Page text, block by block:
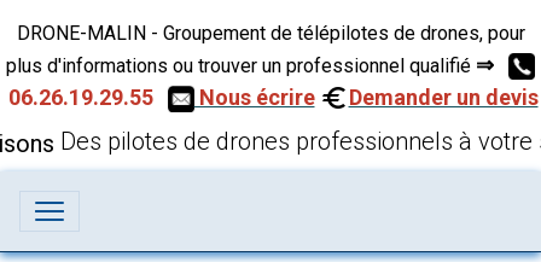
DRONE-MALIN - Groupement de télépilotes de drones, pour
plus d'informations ou trouver un professionnel qualifié ⇒
06.26.19.29.55
Nous écrire Demander un devis
Des pilotes de drones professionnels à votre